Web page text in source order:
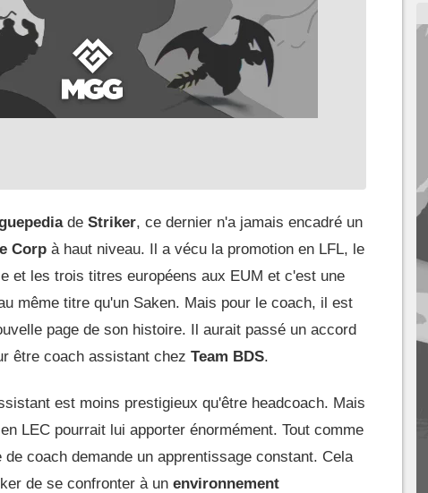
de Striker, ce dernier n'a jamais encadré un
Corp à haut niveau. Il a vécu la promotion en LFL, le
et les trois titres européens aux EUM et c'est une
même titre qu'un Saken. Mais pour le coach, il est
page de son histoire. Il aurait passé un accord
être coach assistant chez Team BDS.
est moins prestigieux qu'être headcoach. Mais
LEC pourrait lui apporter énormément. Tout comme
coach demande un apprentissage constant. Cela
de se confronter à un environnement